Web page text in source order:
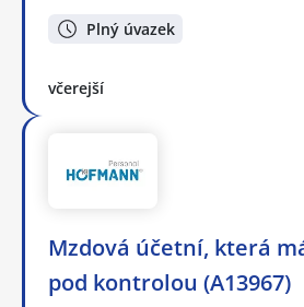
Plný úvazek
včerejší
Mzdová účetní, která
pod kontrolou (A13967)